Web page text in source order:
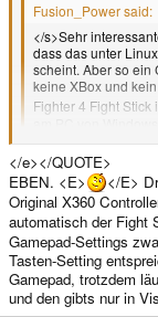
Fusion_Power said:
</s>Sehr
dass das unter
scheint. Aber so ein
keine XBox und
Fighter 4 Fight Stick
am PC von
Klopper auch an
TV arcademäßig
</e></QUOTE>
<br/>
das ding sollte mit
<br/>
es ist theoretisch
xbox vorgaukeln dass
auch nicht
</e></QUOTE>
EBEN. <E>
</E>
Original X360
automatisch der Fight
Gamepad-Settings
Tasten-Setting
Gamepad, trotzdem
und den gibts nur in